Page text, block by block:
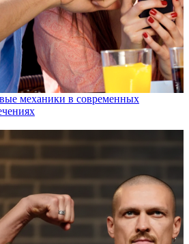
механики в современных